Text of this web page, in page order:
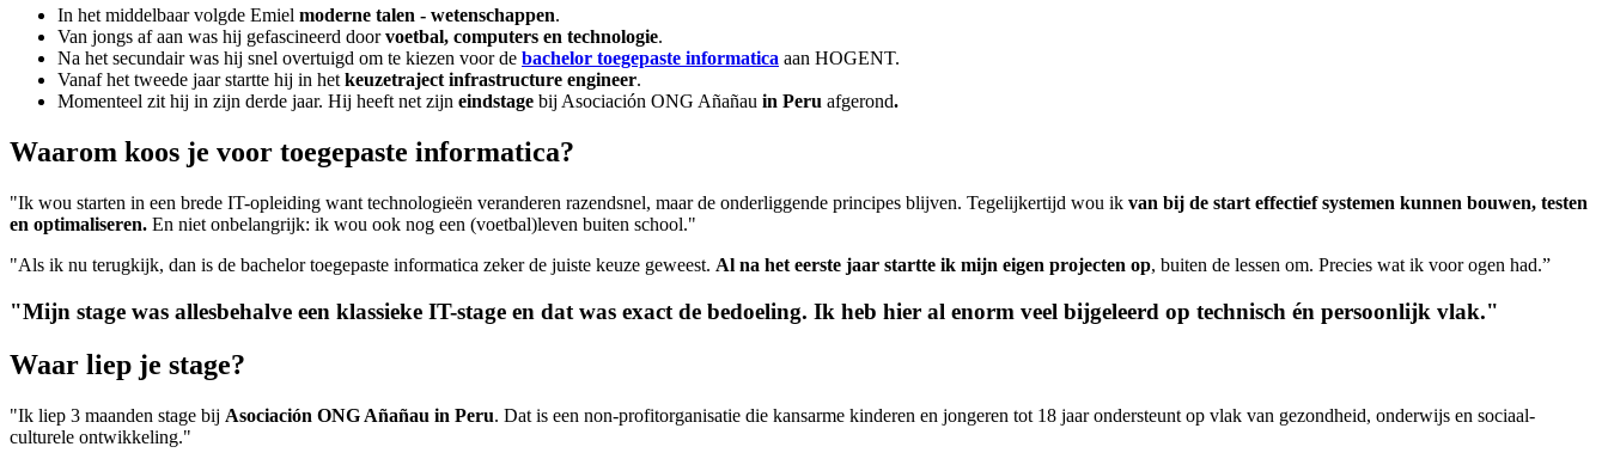
In het middelbaar volgde Emiel moderne talen - wetenschappen.
Van jongs af aan was hij gefascineerd doorvoetbal, computers en technologie.
Na het secundair was hij snel overtuigd om te kiezen voor de bachelor toegepaste informatica aan HOGENT.
Vanaf het tweede jaar startte hij in hetkeuzetraject infrastructure engineer.
Momenteel zit hij in zijn derde jaar. Hij heeft net zijn eindstage bij Asociación ONG Añañau in Peru afgerond.
Waarom koos je voor toegepaste informatica?
"Ik wou starten in een brede IT-opleiding want technologieën veranderen razendsnel, maar de onderliggende principes blijven. Tegelijkertijd wou ik van bij de start effectief systemen kunnen bouwen, testen
en optimaliseren. En niet onbelangrijk: ik wou ook nog een (voetbal)leven buiten school."
"Als ik nu terugkijk, dan is de bachelor toegepaste informatica zeker de juiste keuze geweest. Al na het eerste jaar startte ik mijn eigen projecten op, buiten de lessen om. Precies wat ik voor ogen had.”
"Mijn stage was allesbehalve een klassieke IT-stage en dat was exact de bedoeling. Ik heb hier al enorm veel bijgeleerd op technisch én persoonlijk vlak."
Waar liep je stage?
"Ik liep 3 maanden stage bij Asociación ONG Añañau in Peru. Dat is een non-profit­organisatie die kansarme kinderen en jongeren tot 18 jaar ondersteunt op vlak van gezondheid, onderwijs en sociaal-
culturele ontwikkeling."